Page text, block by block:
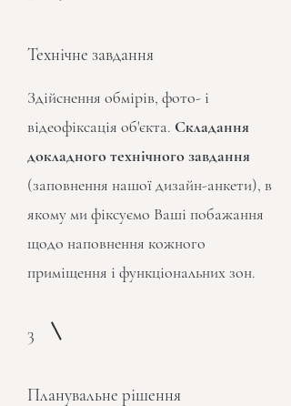
Технічне завдання
Здійснення обмірів, фото- і
відеофіксація об'єкта. Складання
докладного технічного завдання
(заповнення нашої дизайн-анкети), в
якому ми фіксуємо Ваші побажання
щодо наповнення кожного
приміщення і функціональних зон.
3
Планувальне рішення